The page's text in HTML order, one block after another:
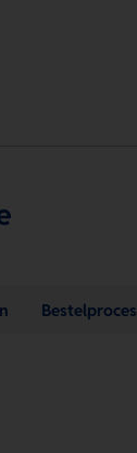
Bestelproces